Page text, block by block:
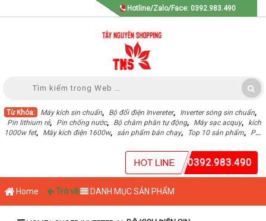
Hotline/Zalo/Face: 0392.983.490
Từ Khóa: Máy kích sin chuẩn, Bộ đổi điện Invereter, Inverter sóng sin chuẩn,
Pin lithium rẻ, Pin chống nước, Bộ châm phân tự động, Máy sạc acquy,
kích
1000w fet, Máy kích điện 1600w, sản phẩm bán chạy, Top 10 sản phẩm,
Pin
0392.983.490
Home Trở về DANH MỤC SẢN PHẨM